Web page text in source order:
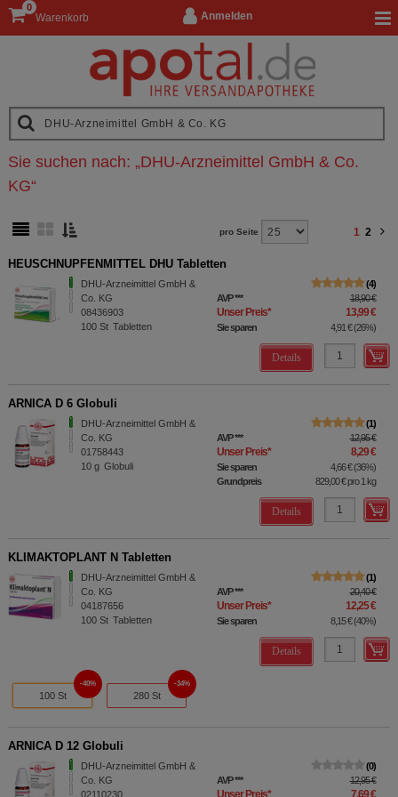
Anmelden
Warenkorb
0
Sie suchen nach: „DHU-Arzneimittel GmbH & Co.
KG“
pro Seite 1 2
HEUSCHNUPFENMITTEL DHU Tabletten
DHU-Arzneimittel GmbH &
Co. KG
08436903
100 St Tabletten
4
AVP*** 18,90 €
Unser Preis* 13,99 €
Sie sparen 4,91 €(26%)
Details
ARNICA D 6 Globuli
DHU-Arzneimittel GmbH &
Co. KG
01758443
10 g Globuli
1
AVP*** 12,95 €
Unser Preis* 8,29 €
Sie sparen 4,66 €(36%)
Grundpreis
829,00 €pro 1 kg
Details
KLIMAKTOPLANT N Tabletten
DHU-Arzneimittel GmbH &
Co. KG
04187656
100 St Tabletten
1
AVP*** 20,40 €
Unser Preis* 12,25 €
Sie sparen 8,15 €(40%)
Details
100 St
40%
280 St
34%
ARNICA D 12 Globuli
DHU-Arzneimittel GmbH &
Co. KG
02110230
0
AVP*** 12,95 €
Unser Preis* 7,69 €